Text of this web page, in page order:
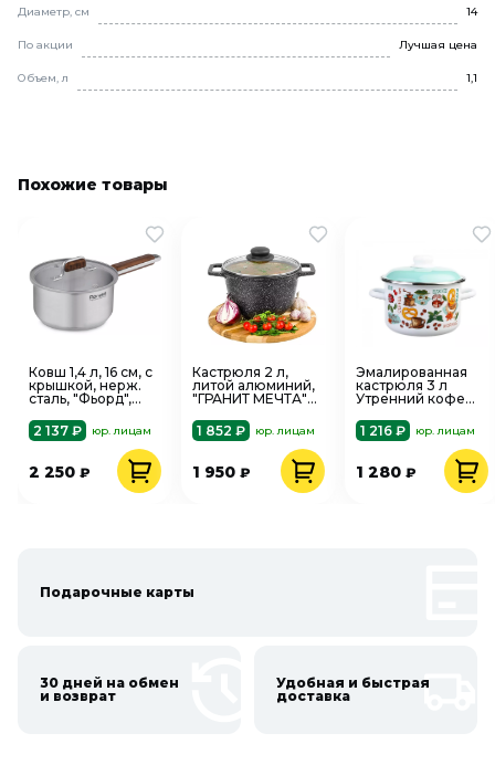
Диаметр, см
14
По акции Лучшая цена
Объем, л 1,1
Похожие товары
Ковш 1,4 л, 16 см, с
крышкой, нерж.
сталь, "Фьорд",
2 137 ₽
юр. лицам
2 250 ₽
Кастрюля 2 л,
литой алюминий,
"ГРАНИТ МЕЧТА"
1 852 ₽
юр. лицам
1 950 ₽
Эмалированная
кастрюля 3 л
Утренний кофе
1 216 ₽
юр. лицам
1 280 ₽
Подарочные карты
30 дней на обмен
и возврат
Удобная и быстрая
доставка